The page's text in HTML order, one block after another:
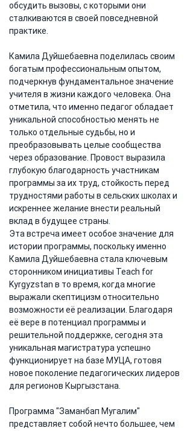
обсудить вызовы, с которыми они
сталкиваются в своей повседневной
практике.
Камила Дуйшебаевна поделилась своим
богатым профессиональным опытом,
подчеркнув фундаментальное значение
учителя в жизни каждого человека. Она
отметила, что именно педагог обладает
уникальной способностью менять не
только отдельные судьбы, но и
преобразовывать целые сообщества
через образование. Провост выразила
глубокую благодарность участникам
программы за их труд, стойкость перед
трудностями работы в сельских школах и
искреннее желание внести реальный
вклад в будущее страны.
Эта встреча имеет особое значение для
истории программы, поскольку именно
Камила Дуйшебаевна стала ключевым
сторонником инициативы Teach for
Kyrgyzstan в то время, когда многие
выражали скептицизм относительно
возможности её реализации. Благодаря
её вере в потенциал программы и
решительной поддержке, сегодня эта
уникальная магистратура успешно
функционирует на базе МУЦА, готовя
новое поколение педагогических лидеров
для регионов Кыргызстана.
Программа "Заманбап Мугалим"
представляет собой нечто большее, чем